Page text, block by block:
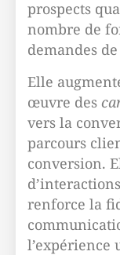
prospects
nombre de
demandes
Elle
œuvre des
vers la
parcours
conversion.
renforce la
l’expérience